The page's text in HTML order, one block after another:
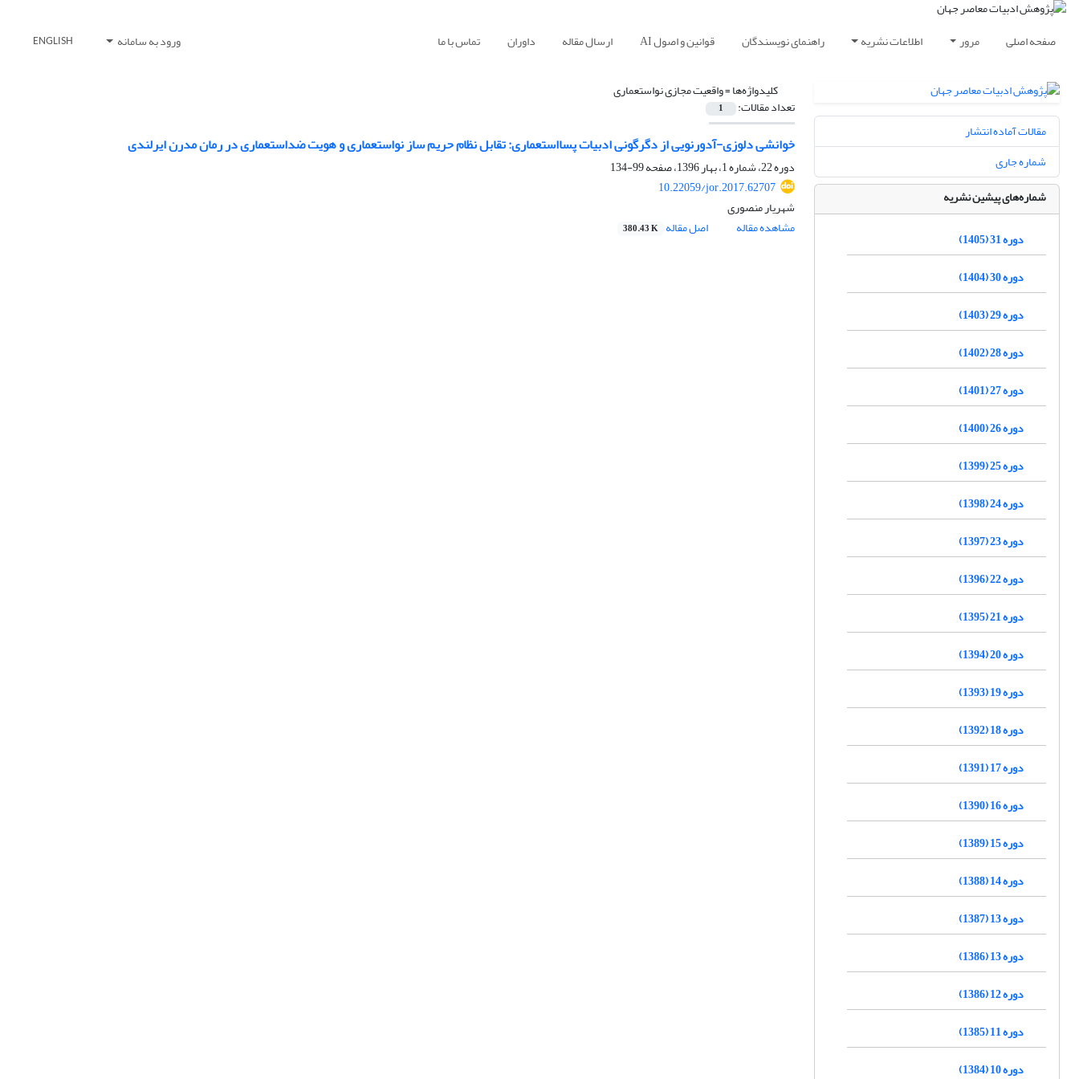
صفحه اصلی مرور اطلاعات نشریه راهنمای نویسندگان قوانین و اصول AI ارسال مقاله داوران تماس با ما ورود به سامانه ENGLISH
کلیدواژه‌ها =واقعیت مجازی نواستعماری
تعداد مقالات: 1
خوانشی دلوزی-آدورنویی از دگرگونی ادبیات پسااستعماری: تقابل نظام حریم ساز نواستعماری و هویت ضداستعماری در رمان مدرن ایرلندی
دوره 22، شماره 1، بهار 1396، صفحه
99-134
10.22059/jor.2017.62707
شهریار منصوری
مشاهده مقاله
اصل مقاله 380.43 K
مقالات آماده انتشار
شماره جاری
شماره‌های پیشین نشریه
دوره 31 (1405)
دوره 30 (1404)
دوره 29 (1403)
دوره 28 (1402)
دوره 27 (1401)
دوره 26 (1400)
دوره 25 (1399)
دوره 24 (1398)
دوره 23 (1397)
دوره 22 (1396)
دوره 21 (1395)
دوره 20 (1394)
دوره 19 (1393)
دوره 18 (1392)
دوره 17 (1391)
دوره 16 (1390)
دوره 15 (1389)
دوره 14 (1388)
دوره 13 (1387)
دوره 13 (1386)
دوره 12 (1386)
دوره 11 (1385)
دوره 10 (1384)